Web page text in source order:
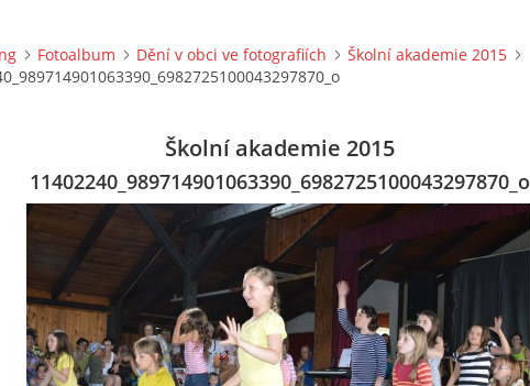
Fotoalbum Dění v obci ve fotografiích
Školní akademie 2015
Školní akademie 2015
11402240_989714901063390_6982725100043297870_o